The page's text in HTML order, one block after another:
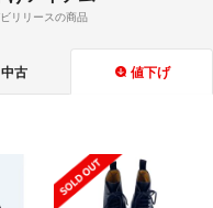
リリースの商品
中古 値下げ